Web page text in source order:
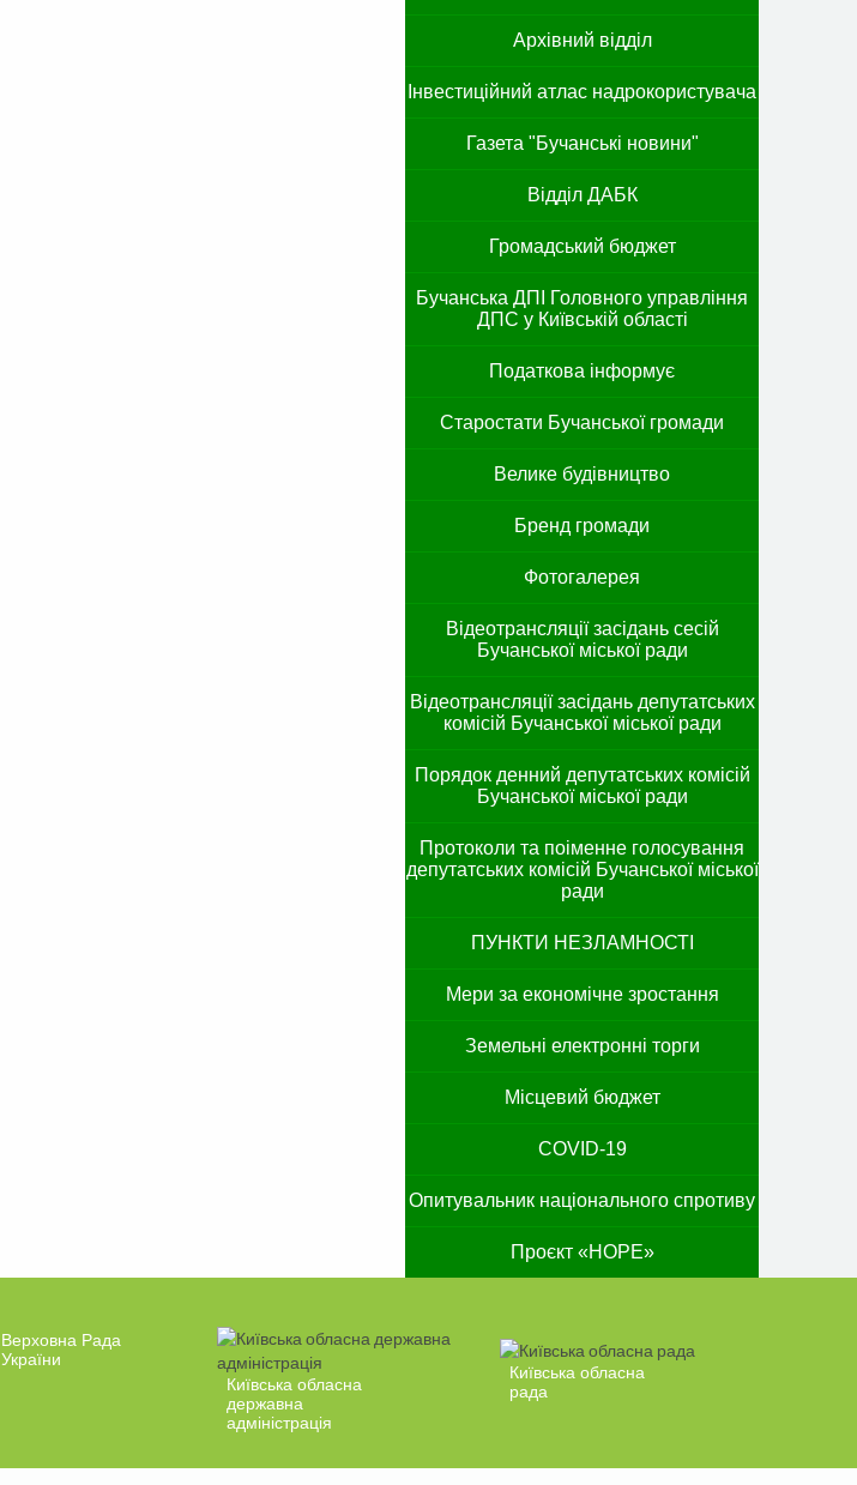
Архівний відділ
Інвестиційний атлас надрокористувача
Газета "Бучанські новини"
Відділ ДАБК
Громадський бюджет
Бучанська ДПІ Головного управління
ДПС у Київській області
Податкова інформує
Старостати Бучанської громади
Велике будівництво
Бренд громади
Фотогалерея
Відеотрансляції засідань сесій
Бучанської міської ради
Відеотрансляції засідань депутатських
комісій Бучанської міської ради
Порядок денний депутатських комісій
Бучанської міської ради
Протоколи та поіменне голосування
депутатських комісій Бучанської міської
ради
ПУНКТИ НЕЗЛАМНОСТІ
Мери за економічне зростання
Земельні електронні торги
Місцевий бюджет
COVID-19
Опитувальник національного спротиву
Проєкт «HOPE»
Верховна Рада
України
Київська обласна
державна
адміністрація
Київська обласна
рада